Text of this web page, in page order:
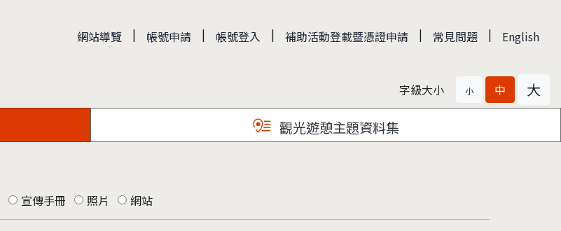
網站導覽 | 帳號申請 | 帳號登入 | 補助活動登載暨憑證申請 | 常見問題 | English
字級大小 小 中 大
觀光遊憩主題資料集
宣傳手冊 照片 網站